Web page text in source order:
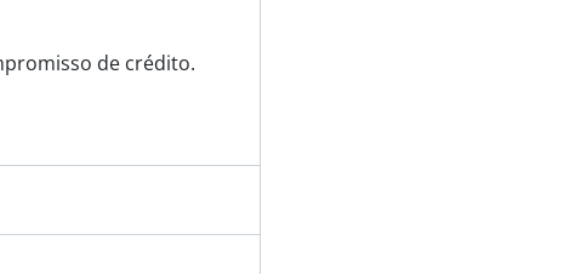
de crédito.